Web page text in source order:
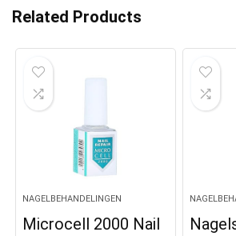
Related Products
NAGELBEHANDELINGEN
Microcell 2000 Nail